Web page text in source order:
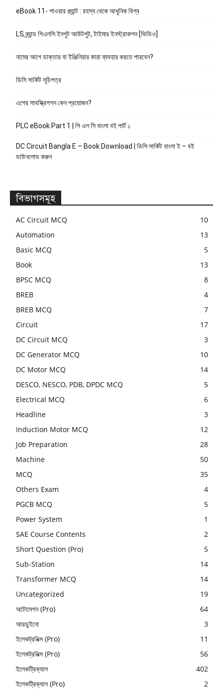
eBook 11- পাওয়ার প্ল্যান্ট : রহস্য থেকে আধুনিক বিশ্ব
LS ব্র্যান্ড পিএলসি ইনপুট আউটপুট, টাইমার ইনস্ট্রাকশন [ভিডিও]
নামের আগে ডাক্তার বা ইঞ্জিনিয়ার কারা ব্যবহার করতে পারবেন?
ডিসি সার্কিট সূচিপত্র
এপের সাবস্ক্রিপশন কেন প্রয়োজন?
PLC eBook Part 1 | পি এল সি বাংলা বই পার্ট ১
DC Circuit Bangla E – Book Download | ডিসি সার্কিট বাংলা ই – বই
ডাউনলোড করুন
বিভাগসমূহ
AC Circuit MCQ
10
Automation
13
Basic MCQ
5
Book
13
BPSC MCQ
8
BREB
4
BREB MCQ
7
Circuit
17
DC Circuit MCQ
3
DC Generator MCQ
10
DC Motor MCQ
14
DESCO, NESCO, PDB, DPDC MCQ
5
Electrical MCQ
6
Headline
3
Induction Motor MCQ
12
Job Preparation
28
Machine
50
MCQ
35
Others Exam
4
PGCB MCQ
5
Power System
1
SAE Course Contents
2
Short Question (Pro)
5
Sub-Station
14
Transformer MCQ
14
Uncategorized
19
অটোমেশন (Pro)
64
আরডুইনো
3
ইলেকট্রনিক্স (Pro)
11
ইলেকট্রনিক্স (Pro)
56
ইলেকট্রিক্যাল
402
ইলেকট্রিক্যাল (Pro)
2